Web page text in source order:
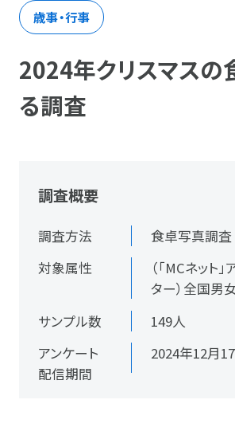
歳事・行事
2024年クリスマスの
る調査
調査概要
調査方法
食卓写真調査
対象属性
（「MCネット
ター）全国男
サンプル数
149人
アンケート
配信期間
2024年12月